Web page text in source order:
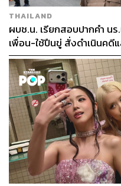
สำหรับผลกระทบต่อประเท
ได้เบื้องต้นว่ามีผลอย่างมาก
Honda มีโรงงานผลิต 2 แห่
คัน โดย Honda กำลังอยู่ระ
เหลือ 120,000 คัน
THAILAND
ผบช.น. เรียกสอบปากคำ นร
เพื่อน-ใช้ปืนขู่ สั่งดำเนินคดี